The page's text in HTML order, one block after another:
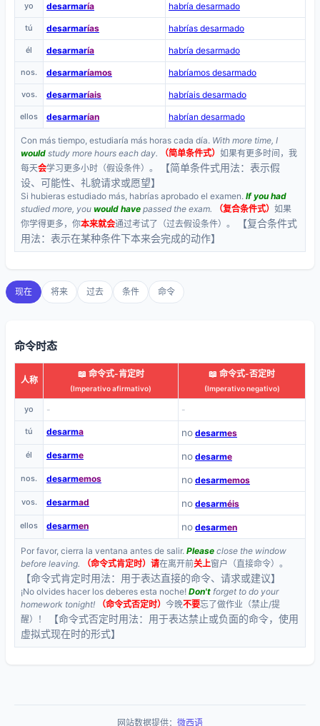
yo desarmaría habría desarmado
tú desarmarías habrías desarmado
él desarmaría habría desarmado
nos. desarmaríamos habríamos desarmado
vos. desarmaríais habríais desarmado
ellos desarmarían habrían desarmado
Con más tiempo, estudiaría más horas cada día. With more time, I
would study more hours each day. （简单条件式） 如果有更多时间，我
每天会学习更多小时（假设条件）。
【简单条件式用法：表示假
设、可能性、礼貌请求或愿望】
Si hubieras estudiado más, habrías aprobado el examen. If you had
studied more, you would have passed the exam. （复合条件式） 如果
你学得更多，你本来就会通过考试了（过去假设条件）。
【复合条件式
用法：表示在某种条件下本来会完成的动作】
现在 将来 过去 条件 命令
命令时态
人称
📖 命令式-肯定时
(Imperativo afirmativo)
📖 命令式-否定时
(Imperativo negativo)
yo - -
tú desarma no desarmes
él desarme no desarme
nos. desarmemos no desarmemos
vos. desarmad no desarméis
ellos desarmen no desarmen
Por favor, cierra la ventana antes de salir. Please close the window
before leaving.
（命令式肯定时） 请在离开前关上窗户（直接命令）。
【命令式肯定时用法：用于表达直接的命令、请求或建议】
¡No olvides hacer los deberes esta noche! Don't forget to do your
homework tonight!
（命令式否定时） 今晚不要忘了做作业（禁止/提
醒）！
【命令式否定时用法：用于表达禁止或负面的命令，使用
虚拟式现在时的形式】
网站数据提供： 微西语